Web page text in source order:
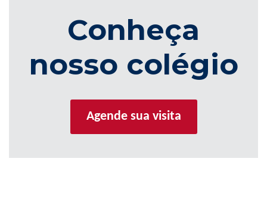
Conheça
nosso colégio
Agende sua visita